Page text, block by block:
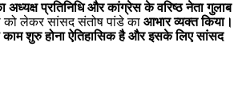
अध्यक्ष प्रतिनिधि और कांग्रेस के वरिष्ठ नेता गुलाब
को लेकर सांसद संतोष पांडे का आभार व्यक्त किया।
शुरु होना ऐतिहासिक है और इसके लिए सांसद